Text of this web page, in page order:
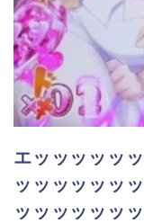
エッッッッッ
ッッッッッッ
ッッッッッッ